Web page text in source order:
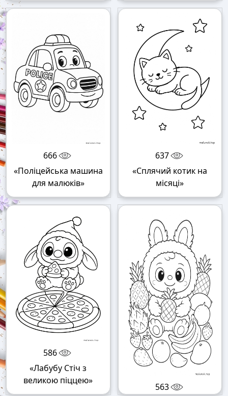
666
«Поліцейська машина
для малюків»
637
«Сплячий котик на
місяці»
586
«Лабубу Стіч з
великою піццею»
563